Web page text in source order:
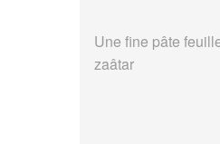
Une fine pâte
zaâtar